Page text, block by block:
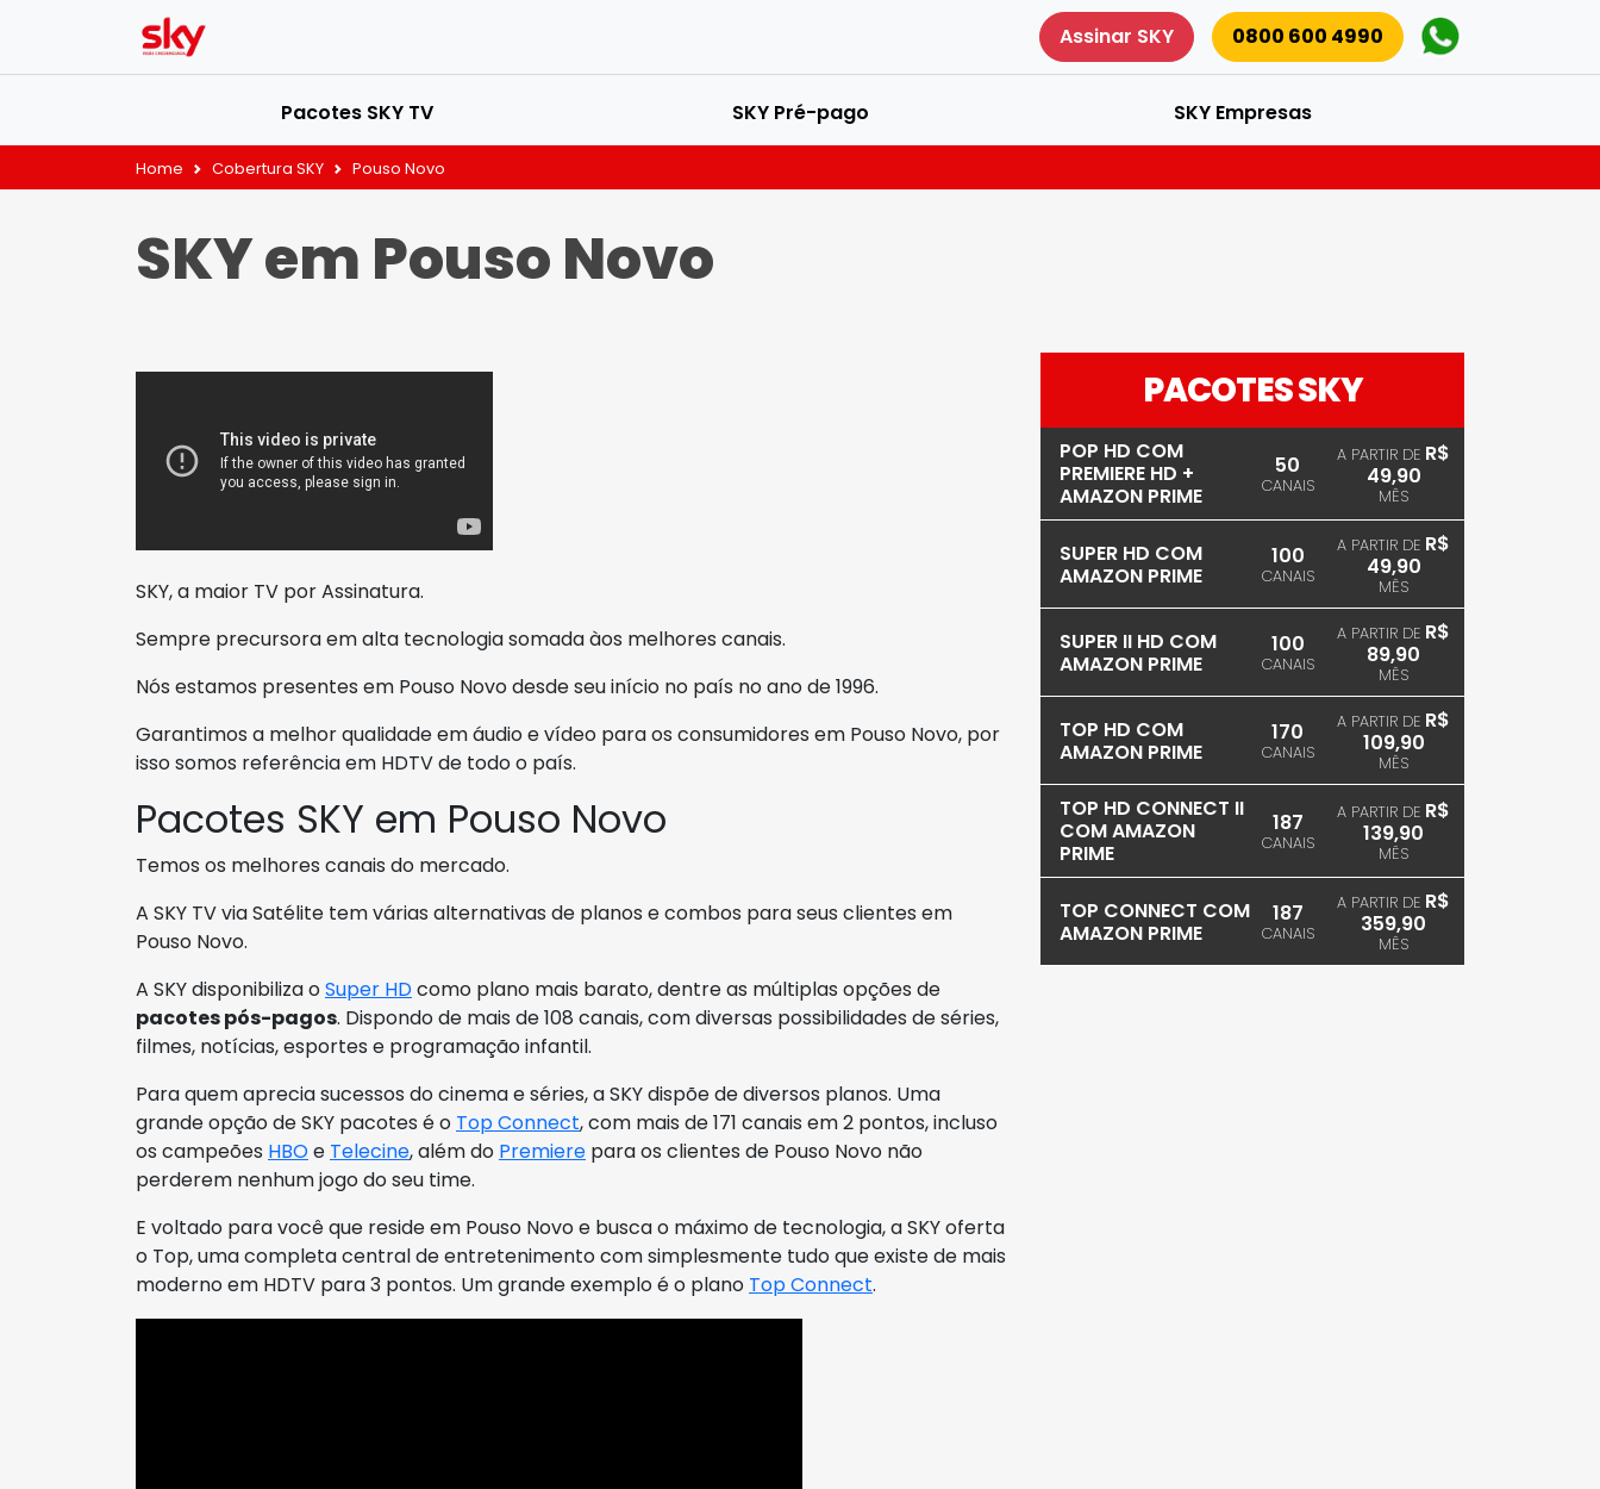
Assinar SKY 0800 600 4990
Pacotes SKY TV SKY Pré-pago SKY Empresas
Home Cobertura SKY Pouso Novo
SKY em Pouso Novo
SKY, a maior TV por Assinatura.
Sempre precursora em alta tecnologia somada àos melhores canais.
Nós estamos presentes em Pouso Novo desde seu início no país no ano de 1996.
Garantimos a melhor qualidade em áudio e vídeo para os consumidores em Pouso Novo, por
isso somos referência em HDTV de todo o país.
Pacotes SKY em Pouso Novo
Temos os melhores canais do mercado.
A SKY TV via Satélite tem várias alternativas de planos e combos para seus clientes em
Pouso Novo.
A SKY disponibiliza oSuper HDcomo plano mais barato, dentre as múltiplas opções de
pacotes pós-pagos. Dispondo de mais de 108 canais, com diversas possibilidades de séries,
filmes, notícias, esportes e programação infantil.
Para quem aprecia sucessos do cinema e séries, a SKY dispõe de diversos planos. Uma
grande opção de SKY pacotes é o Top Connect, com mais de 171 canais em 2 pontos, incluso
os campeões HBOe Telecine, além do Premiere para os clientes de Pouso Novo não
perderem nenhum jogo do seu time.
E voltado para você que reside em Pouso Novo e busca o máximo de tecnologia, a SKY oferta
o Top, uma completa central de entretenimento com simplesmente tudo que existe de mais
moderno em HDTV para 3 pontos. Um grande exemplo é o plano Top Connect.
PACOTES SKY
POP HD COM
PREMIERE HD +
AMAZON PRIME
50
CANAIS
A PARTIR DE R$
49,90
MÊS
SUPER HD COM
AMAZON PRIME
100
CANAIS
A PARTIR DE R$
49,90
MÊS
SUPER II HD COM
AMAZON PRIME
100
CANAIS
A PARTIR DE R$
89,90
MÊS
TOP HD COM
AMAZON PRIME
170
CANAIS
A PARTIR DE R$
109,90
MÊS
TOP HD CONNECT II
COM AMAZON
PRIME
187
CANAIS
A PARTIR DE R$
139,90
MÊS
TOP CONNECT COM
AMAZON PRIME
187
CANAIS
A PARTIR DE R$
359,90
MÊS